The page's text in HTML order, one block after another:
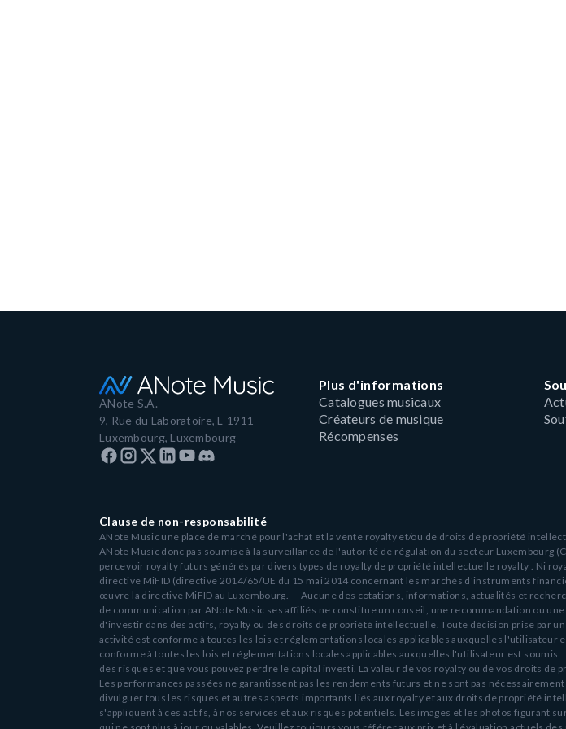
ANote S.A.
9, Rue du Laboratoire, L-1911
Luxembourg, Luxembourg
Plus d'informations
Catalogues musicaux
Créateurs de musique
Récompenses
Clause de non-responsabilité
ANote Music une place de marché pour l'achat et la vente royalty et/ou de droits de propriété
ANote Music donc pas soumise à la surveillance de l'autorité de régulation du secteur Luxembourg
percevoir royalty futurs générés par divers types de royalty de propriété intellectuelle royalty . Ni
directive MiFID (directive 2014/65/UE du 15 mai 2014 concernant les marchés d'instruments
œuvre la directive MiFID au Luxembourg. Aucune des cotations, informations, actualités et
de communication par ANote Music ses affiliés ne constitue un conseil, une recommandation ou
d'investir dans des actifs, royalty ou des droits de propriété intellectuelle. Toute décision prise par
activité est conforme à toutes les lois et réglementations locales applicables auxquelles l'utilisateur
conforme à toutes les lois et réglementations locales applicables auxquelles l'utilisateur est
des risques et que vous pouvez perdre le capital investi. La valeur de vos royalty ou de vos droits
Les performances passées ne garantissent pas les rendements futurs et ne sont pas
divulguer tous les risques et autres aspects importants liés aux royalty et aux droits de propriété
s'appliquent à ces actifs, à nos services et aux risques potentiels. Les images et les photos